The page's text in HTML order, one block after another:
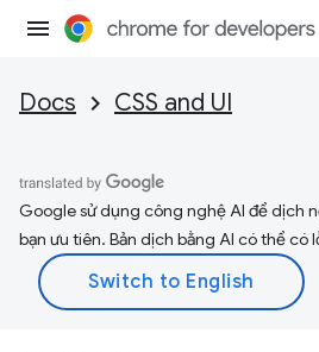
Docs CSS and UI
Google sử dụng công nghệ AI để dịch
bạn ưu tiên. Bản dịch bằng AI có thể có